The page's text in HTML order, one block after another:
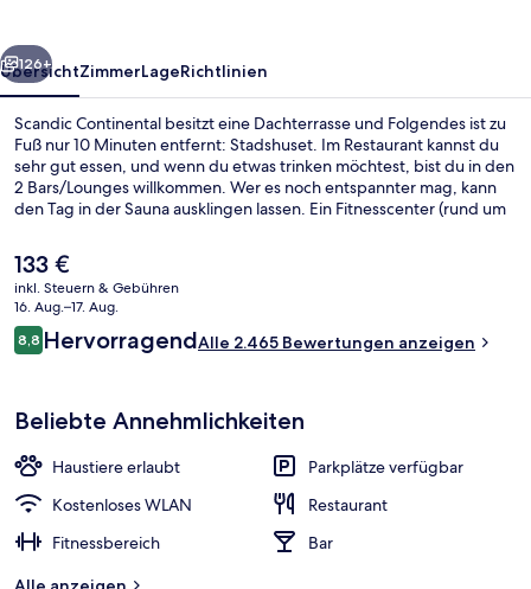
Weiter
126+
ÜbersichtZimmerLageRichtlinien
Scandic Continental besitzt eine Dachterrasse und Folgendes ist zu
Fuß nur 10 Minuten entfernt: Stadshuset. Im Restaurant kannst du
sehr gut essen, und wenn du etwas trinken möchtest, bist du in den
2 Bars/Lounges willkommen. Wer es noch entspannter mag, kann
den Tag in der Sauna ausklingen lassen. Ein Fitnesscenter (rund um
ebenfalls zum Angebot. Andere Reisende schätzen die zentrale
Lage für die Möglichkeiten zum Sightseeing und die Nähe zu
öffentlichen Verkehrsmitteln: Die Zentrale Umsteigestelle T-
Centralen ist nur wenige Schritte und die Straßenbahnhaltestelle
Sergels Torg ist 5 Gehminuten entfernt.
Der
aktuelle
Preis
beträgt
133 €.
133 €
inkl. Steuern & Gebühren
16. Aug.–17. Aug.
Bewertungen
8,88,8 von 10.
HervorragendAlle 2.465 Bewertungen anzeigen
Beliebte Annehmlichkeiten
Haustiere erlaubt
Parkplätze verfügbar
Kostenloses WLAN
Restaurant
Fitnessbereich
Bar